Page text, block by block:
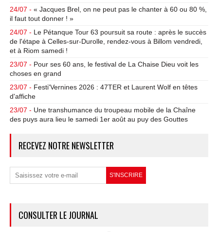
24/07 - « Jacques Brel, on ne peut pas le chanter à 60 ou 80 %,
il faut tout donner ! »
24/07 - Le Pétanque Tour 63 poursuit sa route : après le succès
de l'étape à Celles-sur-Durolle, rendez-vous à Billom vendredi,
et à Riom samedi !
23/07 - Pour ses 60 ans, le festival de La Chaise Dieu voit les
choses en grand
23/07 - Festi'Vernines 2026 : 47TER et Laurent Wolf en têtes
d'affiche
23/07 - Une transhumance du troupeau mobile de la Chaîne
des puys aura lieu le samedi 1er août au puy des Gouttes
RECEVEZ NOTRE NEWSLETTER
CONSULTER LE JOURNAL